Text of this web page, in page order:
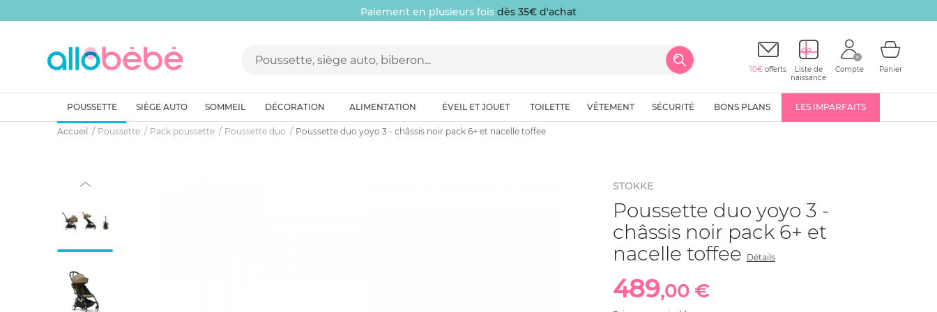
Paiement en plusieurs fois dès 35€ d'achat
10€ offerts
Liste de
naissance
Compte Panier
POUSSETTE SIÈGE AUTO SOMMEIL DÉCORATION ALIMENTATION ÉVEIL ET JOUET TOILETTE VÊTEMENT SÉCURITÉ BONS PLANS LES IMPARFAITS
Accueil Poussette Pack poussette Poussette duo Poussette duo yoyo 3 - châssis noir pack 6+ et nacelle toffee
STOKKE
Poussette duo yoyo 3 -
châssis noir pack 6+ et
nacelle toffee Détails
489,00 €